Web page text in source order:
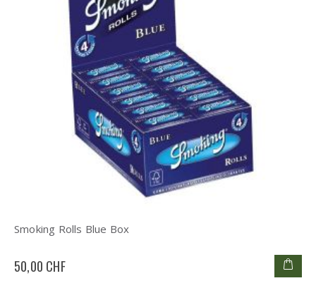
Smoking Rolls Blue Box
50,00 CHF